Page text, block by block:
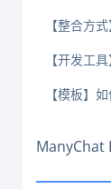
【整合方
【开发工
【模板】
ManyChat